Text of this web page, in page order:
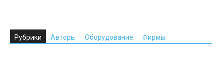
Рубрики Авторы Оборудование Фирмы